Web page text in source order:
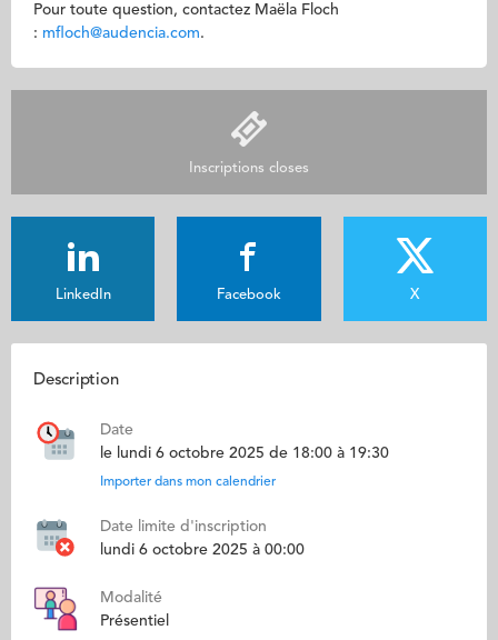
Pour toute question, contactez Maëla Floch
: mfloch@audencia.com.
Inscriptions closes
LinkedIn Facebook X
Description
Date
le lundi 6 octobre 2025 de 18:00 à 19:30
Importer dans mon calendrier
Date limite d'inscription
lundi 6 octobre 2025 à 00:00
Modalité
Présentiel